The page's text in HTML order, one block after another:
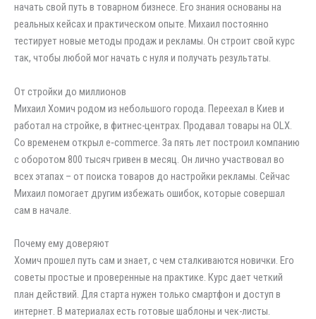
начать свой путь в товарном бизнесе. Его знания основаны на
реальных кейсах и практическом опыте. Михаил постоянно
тестирует новые методы продаж и рекламы. Он строит свой курс
так, чтобы любой мог начать с нуля и получать результаты.
От стройки до миллионов
Михаил Хомич родом из небольшого города. Переехал в Киев и
работал на стройке, в фитнес-центрах. Продавал товары на OLX.
Со временем открыл e‑commerce. За пять лет построил компанию
с оборотом 800 тысяч гривен в месяц. Он лично участвовал во
всех этапах – от поиска товаров до настройки рекламы. Сейчас
Михаил помогает другим избежать ошибок, которые совершал
сам в начале.
Почему ему доверяют
Хомич прошел путь сам и знает, с чем сталкиваются новички. Его
советы простые и проверенные на практике. Курс дает четкий
план действий. Для старта нужен только смартфон и доступ в
интернет. В материалах есть готовые шаблоны и чек-листы.